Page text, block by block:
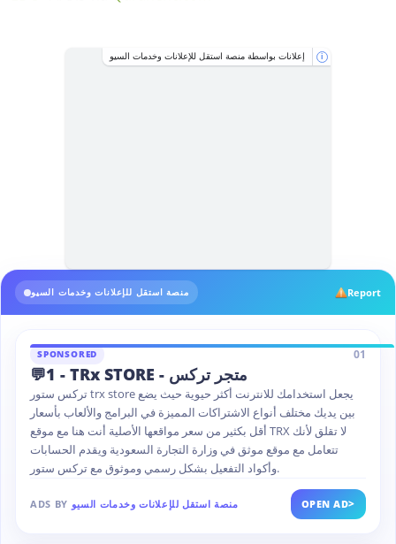
إعلانات بواسطة منصة استقل للإعلانات وخدمات السيو i
منصة استقل للإعلانات وخدمات السيو Report
SPONSORED 01
💬1 - TRx STORE - متجر تركس
تركس ستور trx store يجعل استخدامك للانترنت أكثر حيوية حيث يضع
بين يديك مختلف أنواع الاشتراكات المميزة في البرامج والألعاب بأسعار
أقل بكثير من سعر مواقعها الأصلية أنت هنا مع موقع TRX لا تقلق لأنك
تتعامل مع موقع موثق في وزارة التجارة السعودية ويقدم الحسابات
وأكواد التفعيل بشكل رسمي وموثوق مع تركس ستور.
ADS BY منصة استقل للإعلانات وخدمات السيو OPEN AD>